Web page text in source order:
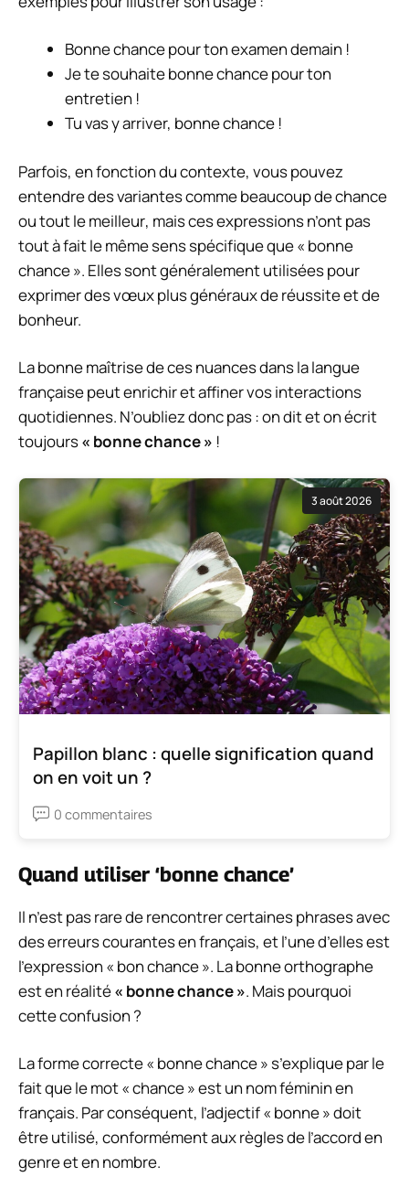
Bonne chancepour ton examen demain !
Je te souhaitebonne chancepour ton
entretien !
Tu vas y arriver, bonne chance !
Parfois, en fonction du contexte, vous pouvez
entendre des variantes commebeaucoup de chance
outout le meilleur, mais ces expressions n’ont pas
tout à fait le même sens spécifique que « bonne
chance ». Elles sont généralement utilisées pour
exprimer des vœux plus généraux de réussite et de
bonheur.
La bonne maîtrise de ces nuances dans la langue
française peut enrichir et affiner vos interactions
quotidiennes. N’oubliez donc pas : on dit et on écrit
toujours« bonne chance » !
3 août 2026
Papillon blanc : quelle signification quand
on en voit un ?
0 commentaires
Quand utiliser ‘bonne chance’
Il n’est pas rare de rencontrer certaines phrases avec
des erreurs courantes en français, et l’une d’elles est
l’expression « bon chance ». La bonne orthographe
est en réalité« bonne chance ». Mais pourquoi
cette confusion ?
La forme correcte « bonne chance » s’explique par le
fait que le mot « chance » est un nom féminin en
français. Par conséquent, l’adjectif « bonne » doit
être utilisé, conformément aux règles de l’accord en
genre et en nombre.